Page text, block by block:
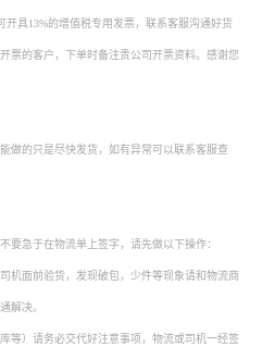
具13%的增值税专用发票，联系客服沟通好货
票的客户，下单时备注贵公司开票资料。感谢您
做的只是尽快发货，如有异常可以联系客服查
要急于在物流单上签字，请先做以下操作：
机面前验货，发现破包，少件等现象请和物流商
解决。
等）请务必交代好注意事项，物流或司机一经签